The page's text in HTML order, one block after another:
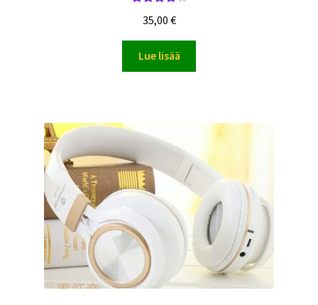
tuotteesta:
4.00/ 5
35,00 €
Lue lisää